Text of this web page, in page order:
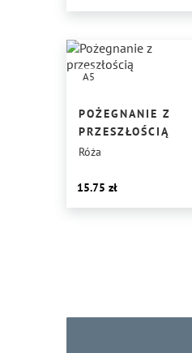
A5
POŻEGNANIE Z
PRZESZŁOŚCIĄ
Róża
15.75